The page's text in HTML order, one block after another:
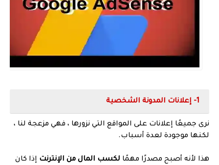
1- إعلانات المدونة الشخصية
نرى جميعًا إعلانات على المواقع التي نزورها ، فهي مزعجة لنا ،
لكنها موجودة لعدة أسباب.
هذا لأنه أصبح مصدرًا مهمًا لكسب المال من الإنترنت إذا كان